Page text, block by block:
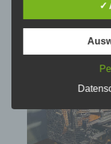
die
d) Einschränkung
Einschränkung der
gespeicherter
Ziel, ihre künftige
Profiling ist jede
Verarbeitung
✓